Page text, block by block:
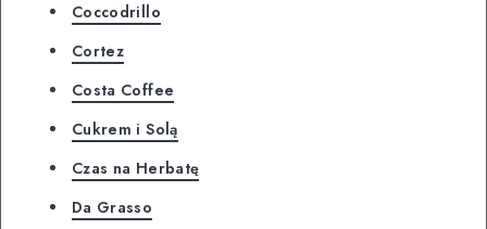
Coccodrillo
Cortez
Costa Coffee
Cukrem i Solą
Czas na Herbatę
Da Grasso